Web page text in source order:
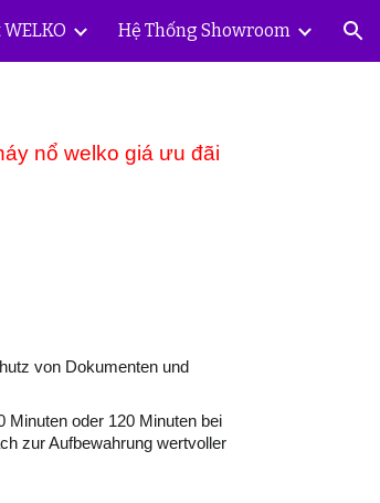
Hệ Thống Showroom
nổ welko giá ưu đãi
von Dokumenten und
Minuten oder 120 Minuten bei
zur Aufbewahrung wertvoller